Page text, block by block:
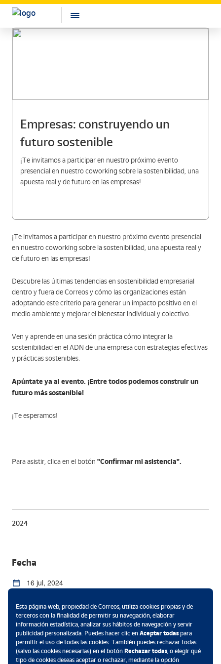
Empresas: construyendo un
futuro sostenible
¡Te invitamos a participar en nuestro próximo evento
presencial en nuestro coworking sobre la sostenibilidad, una
apuesta real y de futuro en las empresas!
¡Te invitamos a participar en nuestro próximo evento presencial
en nuestro coworking sobre la sostenibilidad, una apuesta real y
de futuro en las empresas!
Descubre las últimas tendencias en sostenibilidad empresarial
dentro y fuera de Correos y cómo las organizaciones están
adoptando este criterio para generar un impacto positivo en el
medio ambiente y mejorar el bienestar individual y colectivo.
Ven y aprende en una sesión práctica cómo integrar la
sostenibilidad en el ADN de una empresa con estrategias efectivas
y prácticas sostenibles.
Apúntate ya al evento. ¡Entre todos podemos construir un
futuro más sostenible!
¡Te esperamos!
Para asistir, clica en el botón "Confirmar mi asistencia".
2024
Fecha
16 jul, 2024
de 18:00 a 19:30
Ubicación
Coworking Correoslabs - C/ Sierra de Atapuerca 13,
Esta página web, propiedad de Correos, utiliza cookies propias y de
terceros con la finalidad de permitir su navegación, elaborar
información estadística, analizar sus hábitos de navegación y servir
publicidad personalizada. Puedes hacer clic en Aceptar todaspara
permitir el uso de todas las cookies. También puedes rechazar todas
(salvo las cookies necesarias) en el botón Rechazar todas, o elegir qué
tipo de cookies deseas aceptar o rechazar, mediante la opción